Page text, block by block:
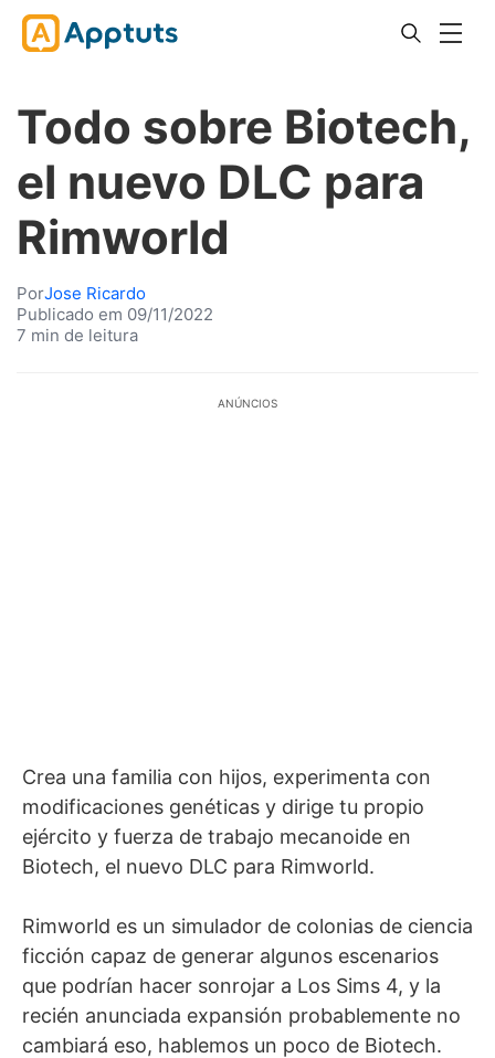
Todo sobre Biotech,
el nuevo DLC para
Rimworld
PorJose Ricardo
Publicado em 09/11/2022
7 min de leitura
ANÚNCIOS
Crea una familia con hijos, experimenta con
modificaciones genéticas y dirige tu propio
ejército y fuerza de trabajo mecanoide en
Biotech, el nuevo DLC para Rimworld.
Rimworld es un simulador de colonias de ciencia
ficción capaz de generar algunos escenarios
que podrían hacer sonrojar a Los Sims 4, y la
recién anunciada expansión probablemente no
cambiará eso, hablemos un poco de Biotech.